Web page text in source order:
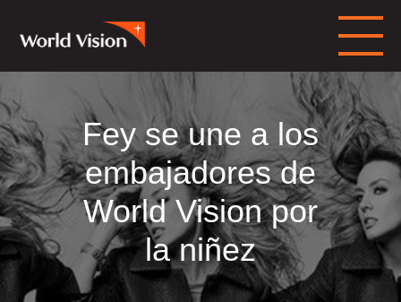
Fey se une a los
embajadores de
World Vision por
la niñez